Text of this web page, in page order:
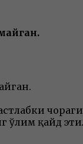
ўлим қайд